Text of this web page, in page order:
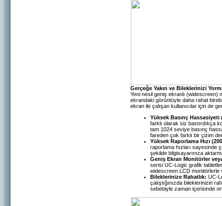
Gerçeğe Yakın ve Bileklerinizi
Yeni nesil geniş ekranlı (widescreen)
ekrandaki görüntüyle daha rahat
ekran ile çalışan kullanıcılar için de
Yüksek Basınç
farklı olarak siz bastırdıkça
tam 1024 seviye basınç
fareden çok farklı bir çizim
Yüksek Raporlama Hızı
raporlama hızları sayesinde
şekilde bilgisayarınıza
Geniş Ekran Monitörler
serisi UC-Logic grafik
widescreen LCD monitörlerle
Bileklerinize Rahatlık:UC-
çalıştığınızda bileklerinizin
sebebiyle zaman içerisinde